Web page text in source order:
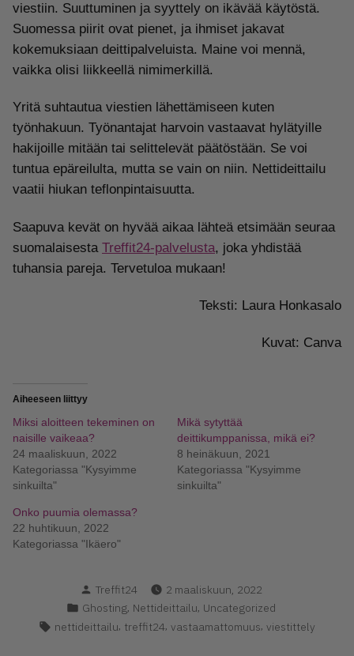
viestiin. Suuttuminen ja syyttely on ikävää käytöstä.
Suomessa piirit ovat pienet, ja ihmiset jakavat
kokemuksiaan deittipalveluista. Maine voi mennä,
vaikka olisi liikkeellä nimimerkillä.
Yritä suhtautua viestien lähettämiseen kuten
työnhakuun. Työnantajat harvoin vastaavat hylätyille
hakijoille mitään tai selittelevät päätöstään. Se voi
tuntua epäreilulta, mutta se vain on niin. Nettideittailu
vaatii hiukan teflonpintaisuutta.
Saapuva kevät on hyvää aikaa lähteä etsimään seuraa
suomalaisesta Treffit24-palvelusta, joka yhdistää
tuhansia pareja. Tervetuloa mukaan!
Teksti: Laura Honkasalo
Kuvat: Canva
Aiheeseen liittyy
Miksi aloitteen tekeminen on
naisille vaikeaa?
24 maaliskuun, 2022
Kategoriassa "Kysyimme
sinkuilta"
Mikä sytyttää
deittikumppanissa, mikä ei?
8 heinäkuun, 2021
Kategoriassa "Kysyimme
sinkuilta"
Onko puumia olemassa?
22 huhtikuun, 2022
Kategoriassa "Ikäero"
Kirjoittanut
Treffit24
2 maaliskuun, 2022
Kategoria(t):
Ghosting, Nettideittailu, Uncategorized
Avainsanat:
nettideittailu, treffit24, vastaamattomuus, viestittely